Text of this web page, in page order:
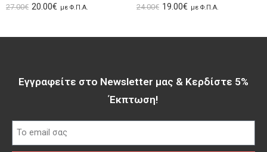
27.00€ 20.00€ με Φ.Π.Α. 24.00€ 19.00€ με Φ.Π.Α.
Εγγραφείτε στο Newsletter μας & Κερδίστε 5%
Έκπτωση!​